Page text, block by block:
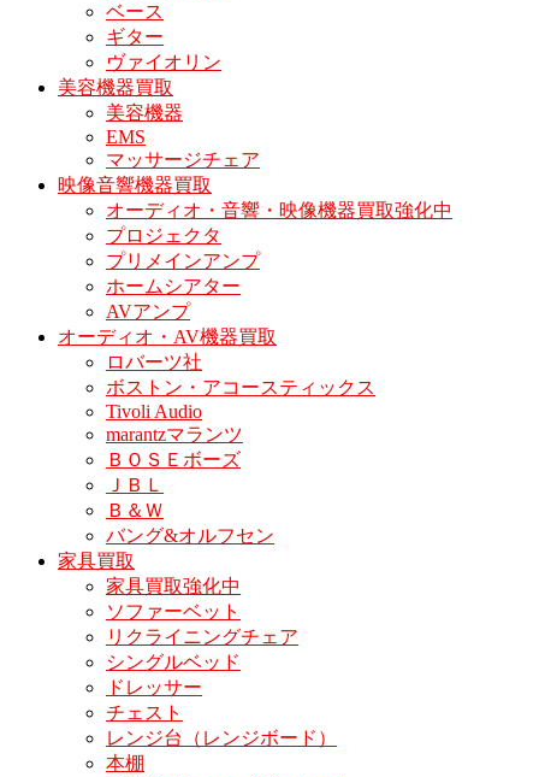
ベース
ギター
ヴァイオリン
美容機器買取
美容機器
EMS
マッサージチェア
映像音響機器買取
オーディオ・音響・映像機器買取強化中
プロジェクタ
プリメインアンプ
ホームシアター
AVアンプ
オーディオ・AV機器買取
ロバーツ社
ボストン・アコースティックス
Tivoli Audio
marantzマランツ
ＢＯＳＥボーズ
ＪＢＬ
Ｂ＆Ｗ
バング&オルフセン
家具買取
家具買取強化中
ソファーベット
リクライニングチェア
シングルベッド
ドレッサー
チェスト
レンジ台（レンジボード）
本棚